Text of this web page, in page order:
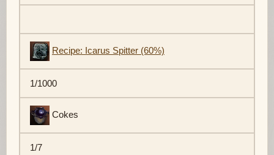
Recipe: Icarus Spitter (60%)
1/1000
Cokes
1/7